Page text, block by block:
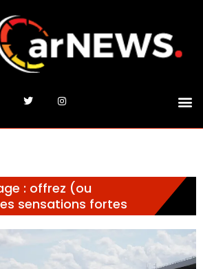
: offrez (ou
sensations fortes